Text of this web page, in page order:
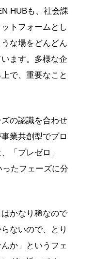
HUBも、社会課
トフォームとし
な場をどんどん
ます。多様な企
で、重要なこと
の認識を合わせ
業共創型でプロ
「プレゼロ」
ったフェーズに分
はかなり稀なので
ないので、とり
か」というフェ